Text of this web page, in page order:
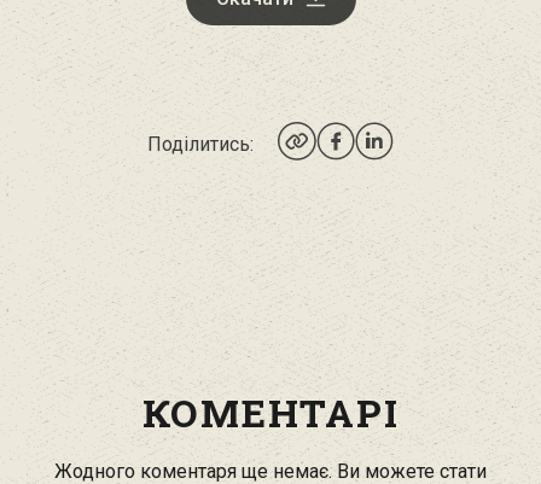
Поділитись:
КОМЕНТАРІ
Жодного коментаря ще немає. Ви можете стати